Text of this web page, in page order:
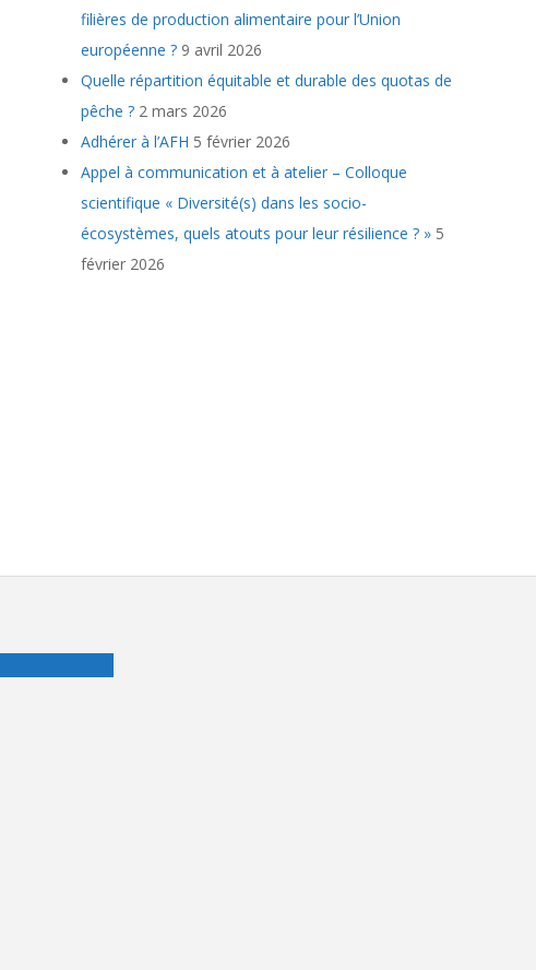
filières de production alimentaire pour l’Union
européenne ? 9 avril 2026
Quelle répartition équitable et durable des quotas de
pêche ? 2 mars 2026
Adhérer à l’AFH 5 février 2026
Appel à communication et à atelier – Colloque
scientifique « Diversité(s) dans les socio-
écosystèmes, quels atouts pour leur résilience ? » 5
février 2026